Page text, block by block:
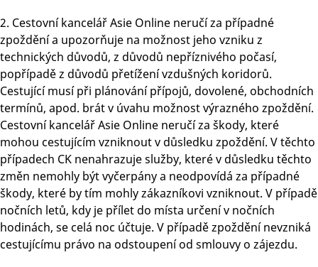
2. Cestovní kancelář Asie Online neručí za případné
zpoždění a upozorňuje na možnost jeho vzniku z
technických důvodů, z důvodů nepříznivého počasí,
popřípadě z důvodů přetížení vzdušných koridorů.
Cestující musí při plánování přípojů, dovolené, obchodních
termínů, apod. brát v úvahu možnost výrazného zpoždění.
Cestovní kancelář Asie Online neručí za škody, které
mohou cestujícím vzniknout v důsledku zpoždění. V těchto
případech CK nenahrazuje služby, které v důsledku těchto
změn nemohly být vyčerpány a neodpovídá za případné
škody, které by tím mohly zákazníkovi vzniknout. V případě
nočních letů, kdy je přílet do místa určení v nočních
hodinách, se celá noc účtuje. V případě zpoždění nevzniká
cestujícímu právo na odstoupení od smlouvy o zájezdu.